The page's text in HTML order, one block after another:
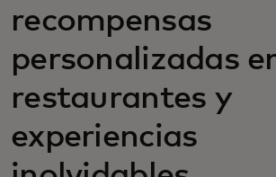
recompensas
personalizadas
restaurantes y
experiencias